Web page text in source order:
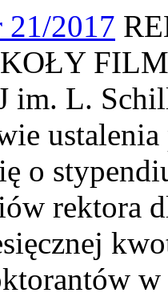
21/2017
im. L.
o
rektora